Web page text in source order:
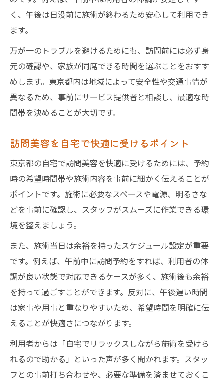
く、午後は日没前に施術が終わるため安心して利用でき
ます。
万が一のトラブルを避けるためにも、訪問前には必ず身
元の確認や、家族が同席できる時間を選ぶことをおすす
めします。東京都内は地域によって安全性や交通事情が
異なるため、事前にサービス提供者と相談し、最適な時
間帯を決めることが大切です。
訪問美容を自宅で快適に受けるポイント
東京都の自宅で訪問美容を快適に受けるためには、予約
時の希望時間帯や施術内容を事前に細かく伝えることが
ポイントです。施術に必要なスペースや電源、明るさな
どを事前に確認し、スタッフがスムーズに作業できる環
境を整えましょう。
また、施術当日は余裕を持ったスケジュール設定が重要
です。例えば、午前中に訪問予約をすれば、利用者の体
調が良い状態で対応できるケースが多く、施術後も余裕
を持って過ごすことができます。反対に、午後遅い時間
は家事や用事と重なりやすいため、希望時間を明確に伝
えることが快適さにつながります。
利用者からは「自宅でリラックスしながら施術を受けら
れるので助かる」といった声が多く聞かれます。スタッ
フとの事前打ち合わせや、必要な準備を済ませておくこ